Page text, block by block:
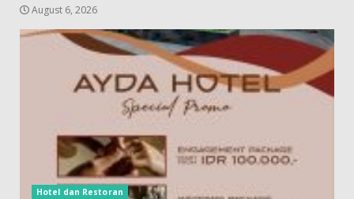
August 6, 2026
Hotel dan Restoran